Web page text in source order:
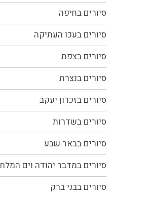
סיורים בחיפה
סיורים בעכו העתיקה
סיורים בצפת
סיורים בנצרת
סיורים בזכרון יעקב
סיורים בשדרות
סיורים בבאר שבע
סיורים במדבר יהודה וים המלח
סיורים בבני ברק